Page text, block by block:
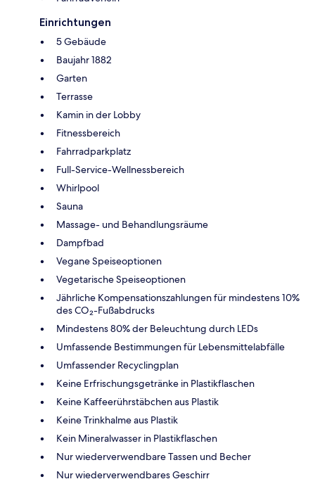
Einrichtungen
5 Gebäude
Baujahr 1882
Garten
Terrasse
Kamin in der Lobby
Fitnessbereich
Fahrradparkplatz
Full-Service-Wellnessbereich
Whirlpool
Sauna
Massage- und Behandlungsräume
Dampfbad
Vegane Speiseoptionen
Vegetarische Speiseoptionen
Jährliche Kompensationszahlungen für mindestens 10%
des CO₂-Fußabdrucks
Mindestens 80% der Beleuchtung durch LEDs
Umfassende Bestimmungen für Lebensmittelabfälle
Umfassender Recyclingplan
Keine Erfrischungsgetränke in Plastikflaschen
Keine Kaffeerührstäbchen aus Plastik
Keine Trinkhalme aus Plastik
Kein Mineralwasser in Plastikflaschen
Nur wiederverwendbare Tassen und Becher
Nur wiederverwendbares Geschirr